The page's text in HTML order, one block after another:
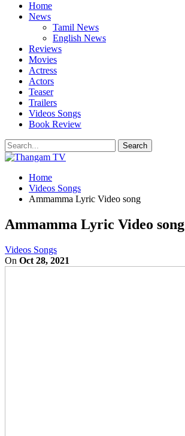
Home
News
Tamil News
English News
Reviews
Movies
Actress
Actors
Teaser
Trailers
Videos Songs
Book Review
Home
Videos Songs
Ammamma Lyric Video song
Ammamma Lyric Video song
Videos Songs
On Oct 28, 2021